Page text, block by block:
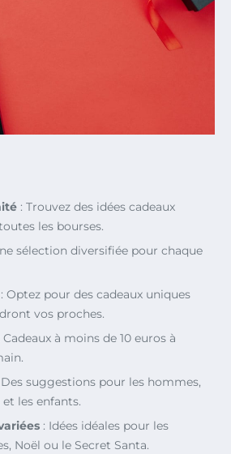
: Trouvez des idées cadeaux
les bourses.
sélection diversifiée pour chaque
: Optez pour des cadeaux uniques
vos proches.
Cadeaux à moins de 10 euros à
Des suggestions pour les hommes,
les enfants.
: Idées idéales pour les
Noël ou le Secret Santa.